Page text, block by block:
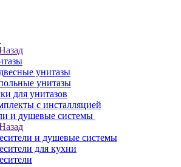
унитазы
унитазы
для унитазов
с инсталляцией
и душевые системы
и душевые системы
для кухни